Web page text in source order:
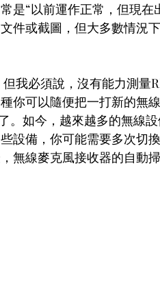
是“以前運作正常，但現在
件或截圖，但大多數情況
我必須說，沒有能力測量
你可以隨便把一打新的無
。如今，越來越多的無線
設備，你可能需要多次切
無線麥克風接收器的自動